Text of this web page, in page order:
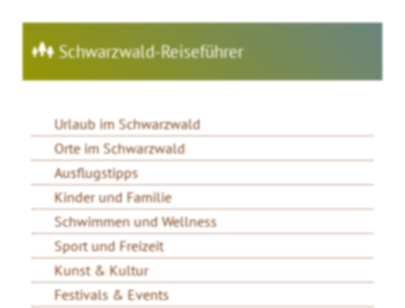
Schwarzwald-Reiseführer
Urlaub im Schwarzwald
Orte im Schwarzwald
Ausflugstipps
Kinder und Familie
Schwimmen und Wellness
Sport und Freizeit
Kunst & Kultur
Festivals & Events